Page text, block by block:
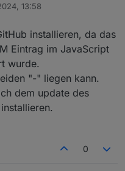
13:58
installieren, da das
Eintrag im JavaScript
wurde.
"-" liegen kann.
dem update des
0